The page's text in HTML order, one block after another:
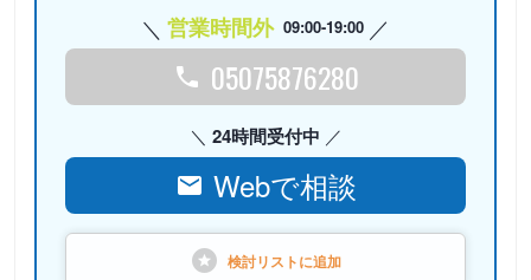
営業時間外 09:00-19:00
05075876280
24時間受付中
Webで相談
検討リストに追加